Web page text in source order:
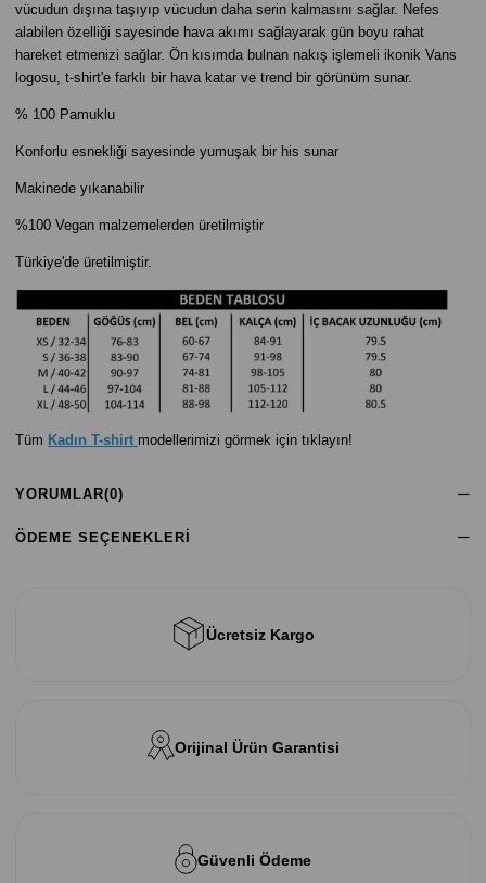
vücudun dışına taşıyıp vücudun daha serin kalmasını sağlar. Nefes
alabilen özelliği sayesinde hava akımı sağlayarak gün boyu rahat
hareket etmenizi sağlar. Ön kısımda bulnan nakış işlemeli ikonik Vans
logosu, t-shirt'e farklı bir hava katar ve trend bir görünüm sunar.
% 100 Pamuklu
Konforlu esnekliği sayesinde yumuşak bir his sunar
Makinede yıkanabilir
%100 Vegan malzemelerden üretilmiştir
Türkiye'de üretilmiştir.
Tüm Kadın T-shirt modellerimizi görmek için tıklayın!
YORUMLAR(0)
ÖDEME SEÇENEKLERI
Ücretsiz Kargo
Orijinal Ürün Garantisi
Güvenli Ödeme